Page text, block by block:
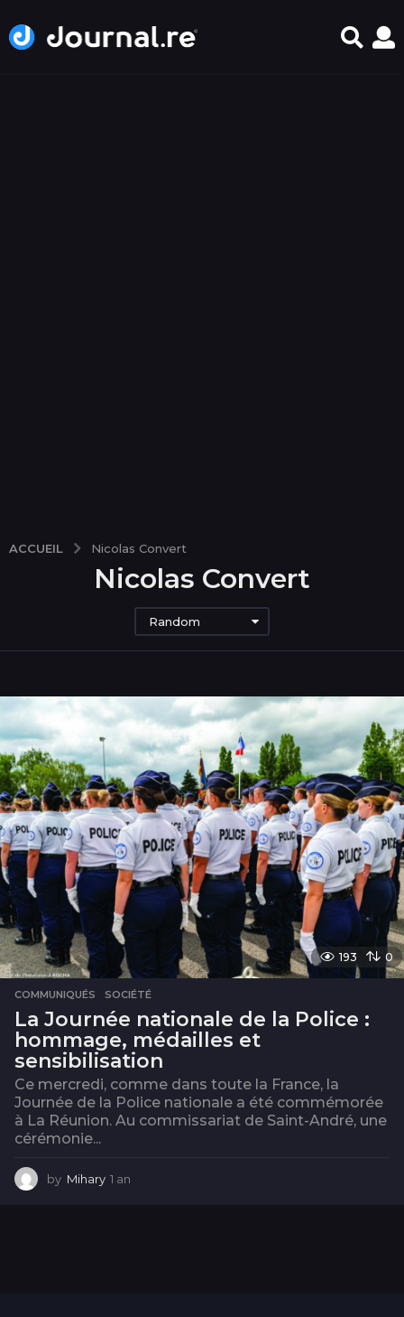
ACCUEIL Nicolas Convert
Nicolas Convert
Random
193 0
COMMUNIQUÉS ,SOCIÉTÉ
La Journée nationale de la Police :
hommage, médailles et
sensibilisation
Ce mercredi, comme dans toute la France, la
Journée de la Police nationale a été commémorée
à La Réunion. Au commissariat de Saint-André, une
cérémonie...
by Mihary 1 an